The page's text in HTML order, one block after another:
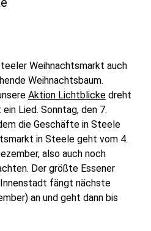
Weihnachtsmarkt auch
Weihnachtsbaum.
Aktion Lichtblicke dreht
Lied. Sonntag, den 7.
die Geschäfte in Steele
in Steele geht vom 4.
also auch noch
Der größte Essener
fängt nächste
an und geht dann bis